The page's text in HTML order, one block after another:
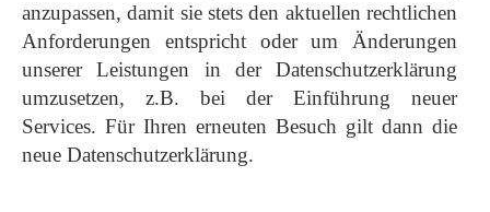
anzupassen, damit sie stets den aktuellen rechtlichen
Anforderungen entspricht oder um Änderungen
unserer Leistungen in der Datenschutzerklärung
umzusetzen, z.B. bei der Einführung neuer
Services. Für Ihren erneuten Besuch gilt dann die
neue Datenschutzerklärung.